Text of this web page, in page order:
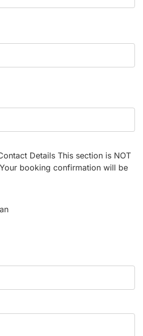
Details This section is NOT
booking confirmation will be